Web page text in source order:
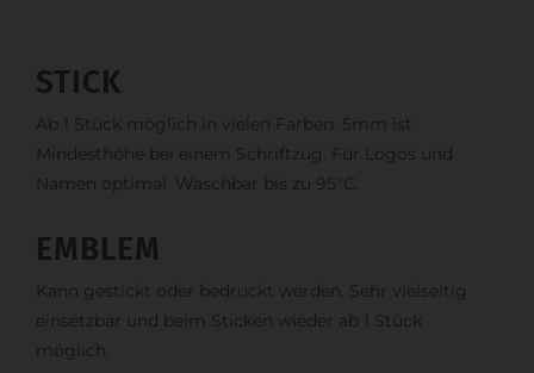
STICK
Ab 1 Stück möglich in vielen Farben. 5mm ist
Mindesthöhe bei einem Schriftzug. Für Logos und
Namen optimal. Waschbar bis zu 95°C.
EMBLEM
Kann gestickt oder bedruckt werden. Sehr vielseitig
einsetzbar und beim Sticken wieder ab 1 Stück
möglich.